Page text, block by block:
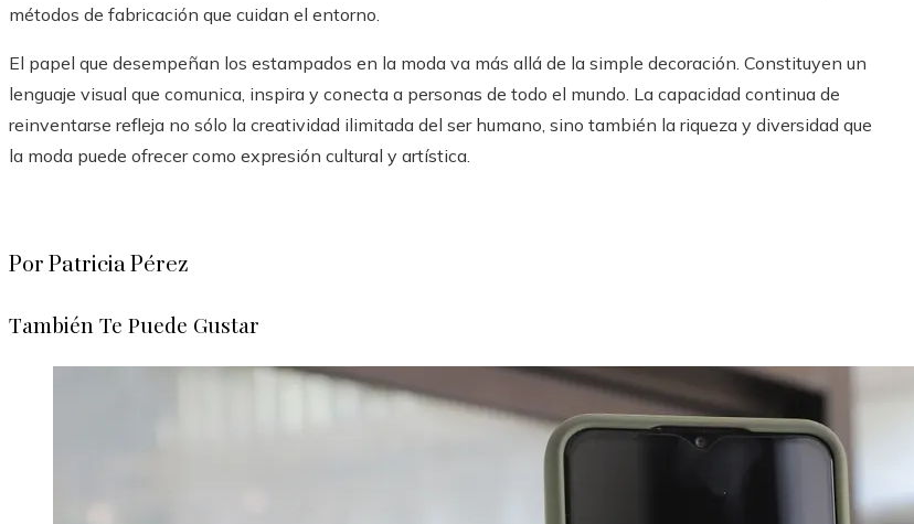
métodos de fabricación que cuidan el entorno.
El papel que desempeñan los estampados en la moda va más allá de la simple decoración. Constituyen un
lenguaje visual que comunica, inspira y conecta a personas de todo el mundo. La capacidad continua de
reinventarse refleja no sólo la creatividad ilimitada del ser humano, sino también la riqueza y diversidad que
la moda puede ofrecer como expresión cultural y artística.
Por Patricia Pérez
También Te Puede Gustar